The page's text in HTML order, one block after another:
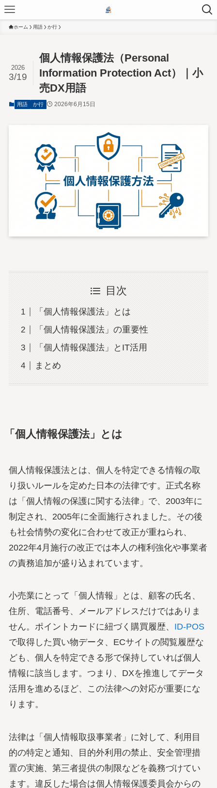
ホーム 用語 か行
個人情報保護法（Personal
Information Protection Act）｜小
売DX用語
2026
3/19
用語 か行 2026年6月15日
目次
「個人情報保護法」とは
「個人情報保護法」の重要性
「個人情報保護法」とIT活用
まとめ
「個人情報保護法」とは
個人情報保護法とは、個人を特定できる情報の取
り扱いルールを定めた日本の法律です。正式名称
は「個人情報の保護に関する法律」で、2003年に
制定され、2005年に全面施行されました。その後
も社会情勢の変化に合わせて改正が重ねられ、
2022年4月施行の改正では本人の権利強化や事業者
の責務追加が盛り込まれています。
小売業にとって「個人情報」とは、顧客の氏名、
住所、電話番号、メールアドレスだけではありま
せん。ポイントカードに紐づく購買履歴、 ID-POS
で取得した買い物データ、ECサイトの閲覧履歴な
ども、個人を特定できる形で保持していれば個人
情報に該当します。つまり、DXを推進してデータ
活用を進めるほど、この法律への対応が重要にな
ります。
法律は「個人情報取扱事業者」に対して、利用目
的の特定と通知、目的外利用の禁止、安全管理措
置の実施、第三者提供の制限などを義務づけてい
ます。違反した場合は個人情報保護委員会からの